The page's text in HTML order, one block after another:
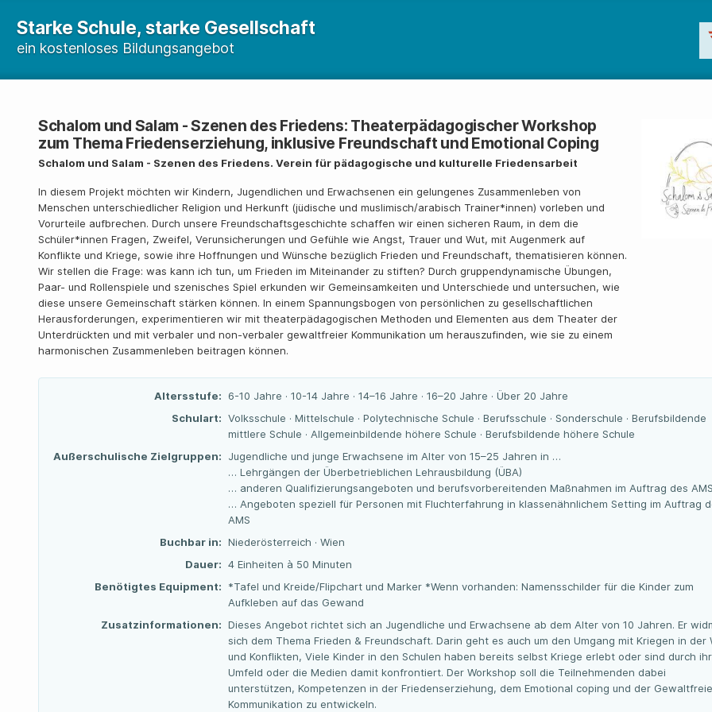
Starke Schule, starke Gesellschaft
ein kostenloses Bildungsangebot
Schalom und Salam - Szenen des Friedens: Theaterpädagogischer Workshop
zum Thema Friedenserziehung, inklusive Freundschaft und Emotional Coping
Schalom und Salam - Szenen des Friedens. Verein für pädagogische und kulturelle Friedensarbeit
In diesem Projekt möchten wir Kindern, Jugendlichen und Erwachsenen ein gelungenes Zusammenleben von
Menschen unterschiedlicher Religion und Herkunft (jüdische und muslimisch/arabisch Trainer*innen) vorleben und
Vorurteile aufbrechen. Durch unsere Freundschaftsgeschichte schaffen wir einen sicheren Raum, in dem die
Schüler*innen Fragen, Zweifel, Verunsicherungen und Gefühle wie Angst, Trauer und Wut, mit Augenmerk auf
Konflikte und Kriege, sowie ihre Hoffnungen und Wünsche bezüglich Frieden und Freundschaft, thematisieren können.
Wir stellen die Frage: was kann ich tun, um Frieden im Miteinander zu stiften? Durch gruppendynamische Übungen,
Paar- und Rollenspiele und szenisches Spiel erkunden wir Gemeinsamkeiten und Unterschiede und untersuchen, wie
diese unsere Gemeinschaft stärken können. In einem Spannungsbogen von persönlichen zu gesellschaftlichen
Herausforderungen, experimentieren wir mit theaterpädagogischen Methoden und Elementen aus dem Theater der
Unterdrückten und mit verbaler und non-verbaler gewaltfreier Kommunikation um herauszufinden, wie sie zu einem
harmonischen Zusammenleben beitragen können.
Altersstufe:
6-10 Jahre · 10-14 Jahre · 14–16 Jahre · 16–20 Jahre · Über 20 Jahre
Schulart: Volksschule · Mittelschule · Polytechnische Schule · Berufsschule · Sonderschule · Berufsbildende
mittlere Schule · Allgemeinbildende höhere Schule · Berufsbildende höhere Schule
Außerschulische Zielgruppen:
Jugendliche und junge Erwachsene im Alter von 15–25 Jahren in …
… Lehrgängen der Überbetrieblichen Lehrausbildung (ÜBA)
… anderen Qualifizierungsangeboten und berufsvorbereitenden Maßnahmen im Auftrag des AMS
… Angeboten speziell für Personen mit Fluchterfahrung in klassenähnlichem Setting im Auftrag
AMS
Buchbar in: Niederösterreich · Wien
Dauer: 4 Einheiten à 50 Minuten
Benötigtes Equipment:
*Tafel und Kreide/Flipchart und Marker *Wenn vorhanden: Namensschilder für die Kinder zum
Aufkleben auf das Gewand
Zusatzinformationen: Dieses Angebot richtet sich an Jugendliche und Erwachsene ab dem Alter von 10 Jahren. Er
sich dem Thema Frieden & Freundschaft. Darin geht es auch um den Umgang mit Kriegen in der
und Konflikten, Viele Kinder in den Schulen haben bereits selbst Kriege erlebt oder sind durch ihr
Umfeld oder die Medien damit konfrontiert. Der Workshop soll die Teilnehmenden dabei
unterstützen, Kompetenzen in der Friedenserziehung, dem Emotional coping und der
Kommunikation zu entwickeln.